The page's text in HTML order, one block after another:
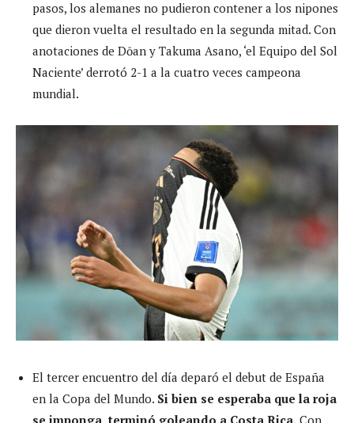
pasos, los alemanes no pudieron contener a los nipones
que dieron vuelta el resultado en la segunda mitad. Con
anotaciones de Dōan y Takuma Asano, ‘el Equipo del Sol
Naciente’ derrotó 2-1 a la cuatro veces campeona
mundial.
El tercer encuentro del día deparó el debut de España
en la Copa del Mundo. Si bien se esperaba que la roja